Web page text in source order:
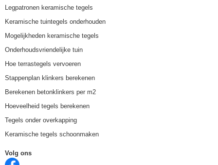
Legpatronen keramische tegels
Keramische tuintegels onderhouden
Mogelijkheden keramische tegels
Onderhoudsvriendelijke tuin
Hoe terrastegels vervoeren
Stappenplan klinkers berekenen
Berekenen betonklinkers per m2
Hoeveelheid tegels berekenen
Tegels onder overkapping
Keramische tegels schoonmaken
Volg ons